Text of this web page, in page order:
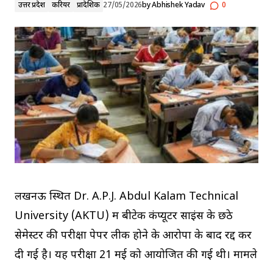
उत्तर प्रदेश करियर प्रादेशिक 27/05/2026byAbhishek Yadav 0
लखनऊ स्थित Dr. A.P.J. Abdul Kalam Technical
University (AKTU) में बीटेक कंप्यूटर साइंस के छठे
सेमेस्टर की परीक्षा पेपर लीक होने के आरोपों के बाद रद्द कर
दी गई है। यह परीक्षा 21 मई को आयोजित की गई थी। मामले